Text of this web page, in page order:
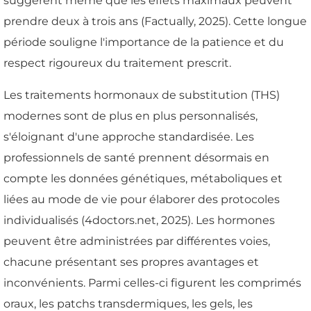
prendre deux à trois ans (Factually, 2025). Cette longue
période souligne l'importance de la patience et du
respect rigoureux du traitement prescrit.
Les traitements hormonaux de substitution (THS)
modernes sont de plus en plus personnalisés,
s'éloignant d'une approche standardisée. Les
professionnels de santé prennent désormais en
compte les données génétiques, métaboliques et
liées au mode de vie pour élaborer des protocoles
individualisés (4doctors.net, 2025). Les hormones
peuvent être administrées par différentes voies,
chacune présentant ses propres avantages et
inconvénients. Parmi celles-ci figurent les comprimés
oraux, les patchs transdermiques, les gels, les